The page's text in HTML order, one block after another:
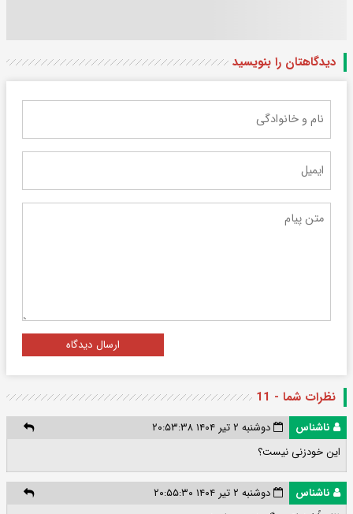
دیدگاهتان را بنویسید
ارسال دیدگاه
نظرات شما - 11
ناشناس
دوشنبه ۲ تیر ۱۴۰۴ ۲۰:۵۳:۳۸
این خودزنی نیست؟
ناشناس
دوشنبه ۲ تیر ۱۴۰۴ ۲۰:۵۵:۳۰